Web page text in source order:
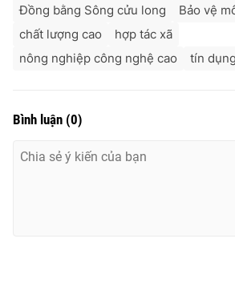
Đồng bằng Sông cửu long
Bảo vệ
chất lượng cao
hợp tác xã
nông nghiệp công nghệ cao
tín
Bình luận (0)